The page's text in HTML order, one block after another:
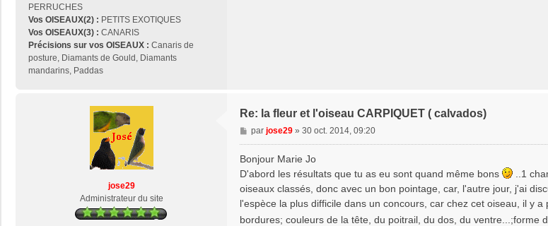
PERRUCHES
Vos OISEAUX(2) : PETITS EXOTIQUES
Vos OISEAUX(3) : CANARIS
Précisions sur vos OISEAUX : Canaris de
posture, Diamants de Gould, Diamants
mandarins, Paddas
jose29
Administrateur du site
Re: la fleur et l'oiseau CARPIQUET ( calvados)
M
e
a
g
e
par jose29» 30 oct. 2014, 09:20
Bonjour Marie Jo
D'abord les résultats que tu as eu sont quand même bons
..1
oiseaux classés, donc avec un bon pointage, car, l'autre jour, j'ai
l'espèce la plus difficile dans un concours, car chez cet oiseau, il y
bordures; couleurs de la tête, du poitrail, du dos, du ventre...;forme